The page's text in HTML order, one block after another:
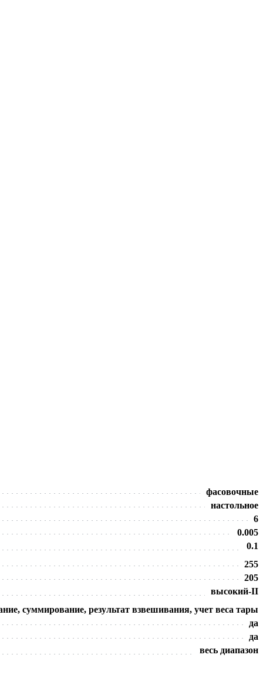
фасовочные
настольное
6
0.005
0.1
255
205
высокий-II
суммирование, результат взвешивания, учет веса тары
да
да
весь диапазон